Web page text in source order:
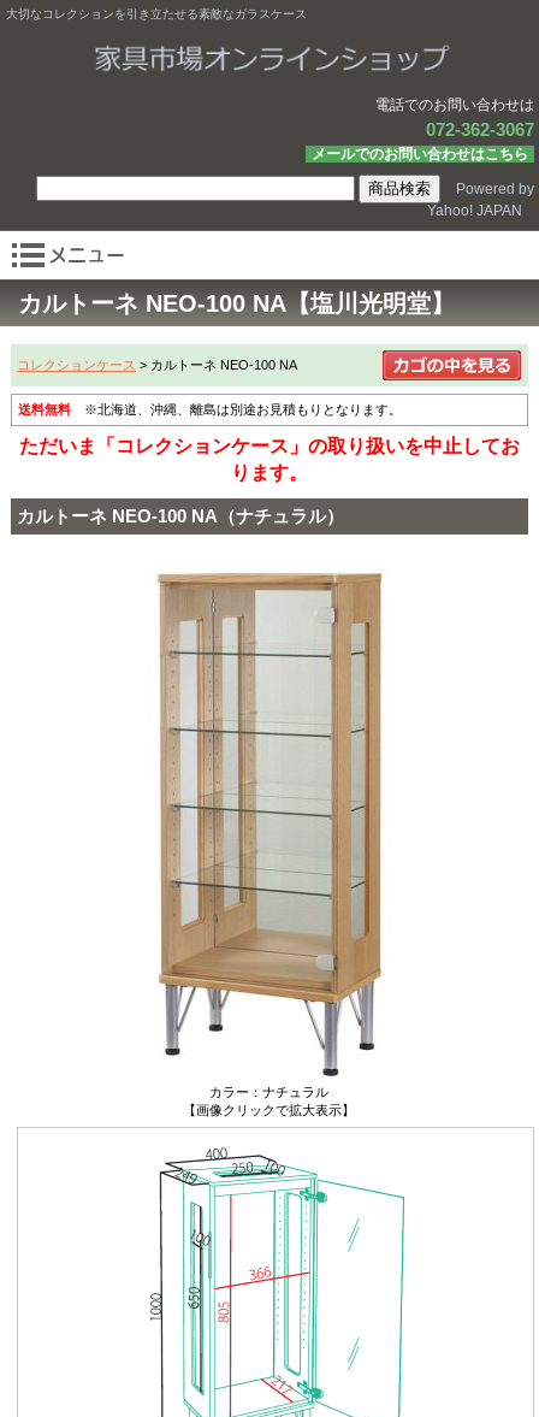
大切なコレクションを引き立たせる素敵なガラスケース
電話でのお問い合わせは
072-362-3067
メールでのお問い合わせはこちら
Powered by
Yahoo! JAPAN
カルトーネ NEO-100 NA【塩川光明堂】
コレクションケース > カルトーネ NEO-100 NA
送料無料※北海道、沖縄、離島は別途お見積もりとなります。
ただいま「コレクションケース」の取り扱いを中止してお
ります。
カルトーネ NEO-100 NA（ナチュラル）
カラー：ナチュラル
【画像クリックで拡大表示】